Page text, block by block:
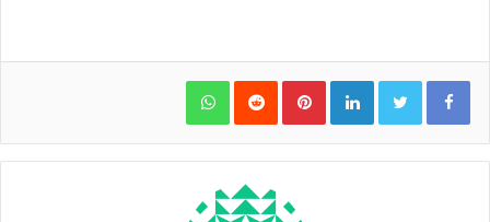
LinkedIn
Pinterest
WhatsApp